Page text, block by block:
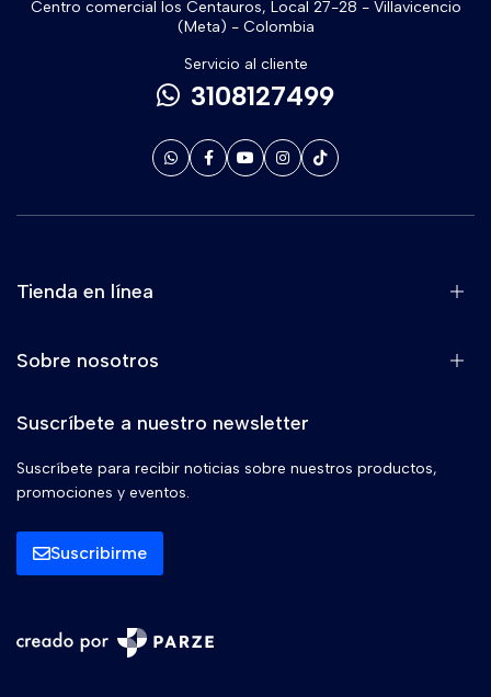
Centro comercial los Centauros, Local 27-28 - Villavicencio
(Meta) - Colombia
Servicio al cliente
3108127499
Tienda en línea
Sobre nosotros
Suscríbete a nuestro newsletter
Suscríbete para recibir noticias sobre nuestros productos,
promociones y eventos.
Suscribirme